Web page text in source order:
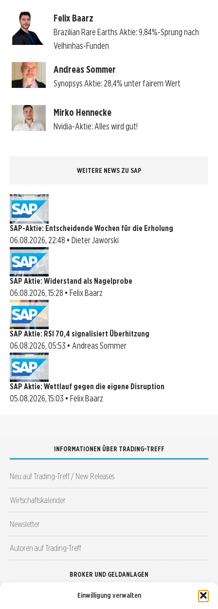
Einwilligung verwalten
Felix Baarz
Brazilian Rare Earths Aktie: 9,84%-Sprung nach
Velhinhas-Funden
Andreas Sommer
Synopsys Aktie: 28,4% unter fairem Wert
Mirko Hennecke
Nvidia-Aktie: Alles wird gut!
WEITERE NEWS ZU SAP
SAP-Aktie: Entscheidende Wochen für die Erholung
06.08.2026, 22:48 • Dieter Jaworski
SAP Aktie: Widerstand als Nagelprobe
06.08.2026, 15:28 • Felix Baarz
SAP Aktie: RSI 70,4 signalisiert Überhitzung
06.08.2026, 05:53 • Andreas Sommer
SAP Aktie: Wettlauf gegen die eigene Disruption
05.08.2026, 15:03 • Felix Baarz
INFORMATIONEN ÜBER TRADING-TREFF
Neu auf Trading-Treff / New Releases
Wirtschaftskalender
Newsletter
Autoren auf Trading-Treff
BROKER UND GELDANLAGEN